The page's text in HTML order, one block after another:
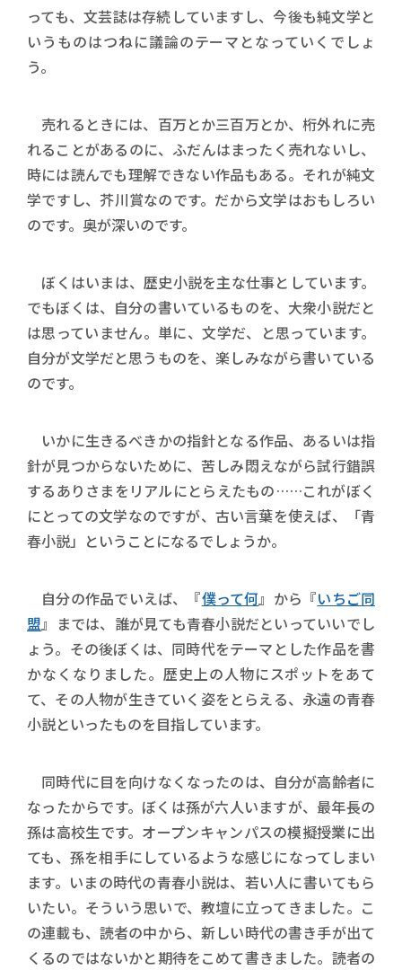
っても、文芸誌は存続していますし、今後も純文学と
いうものはつねに議論のテーマとなっていくでしょ
う。
売れるときには、百万とか三百万とか、桁外れに売
れることがあるのに、ふだんはまったく売れないし、
時には読んでも理解できない作品もある。それが純文
学ですし、芥川賞なのです。だから文学はおもしろい
のです。奥が深いのです。
ぼくはいまは、歴史小説を主な仕事としています。
でもぼくは、自分の書いているものを、大衆小説だと
は思っていません。単に、文学だ、と思っています。
自分が文学だと思うものを、楽しみながら書いている
のです。
いかに生きるべきかの指針となる作品、あるいは指
針が見つからないために、苦しみ悶えながら試行錯誤
するありさまをリアルにとらえたもの……これがぼく
にとっての文学なのですが、古い言葉を使えば、「青
春小説」ということになるでしょうか。
自分の作品でいえば、『僕って何』から『いちご同
盟』までは、誰が見ても青春小説だといっていいでし
ょう。その後ぼくは、同時代をテーマとした作品を書
かなくなりました。歴史上の人物にスポットをあて
て、その人物が生きていく姿をとらえる、永遠の青春
小説といったものを目指しています。
同時代に目を向けなくなったのは、自分が高齢者に
なったからです。ぼくは孫が六人いますが、最年長の
孫は高校生です。オープンキャンパスの模擬授業に出
ても、孫を相手にしているような感じになってしまい
ます。いまの時代の青春小説は、若い人に書いてもら
いたい。そういう思いで、教壇に立ってきました。こ
の連載も、読者の中から、新しい時代の書き手が出て
くるのではないかと期待をこめて書きました。読者の